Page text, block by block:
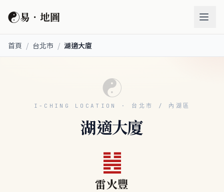
☯易．地圖
首頁 / 台北市 / 湖適大廈
☯
I-CHING LOCATION · 台北市 / 內湖區
湖適大廈
䷶
雷火豐